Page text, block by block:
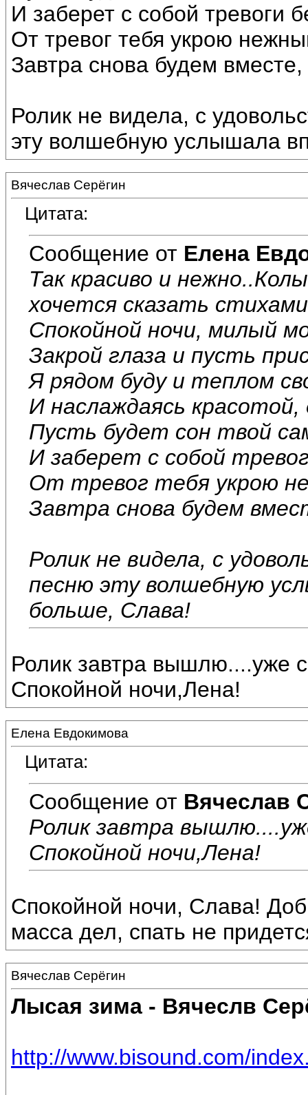
И заберет с собой тревоги
От тревог тебя укрою
Завтра снова будем
Ролик не видела, с
эту волшебную услышала
Вячеслав Серёгин
Цитата:
Сообщение от Елена
Так красиво и
хочется сказать
Спокойной ночи, милый
Закрой глаза и пусть
Я рядом буду и теплом
И наслаждаясь
Пусть будет сон твой
И заберет с собой
От тревог тебя укрою
Завтра снова будем
Ролик не видела, с
песню эту волшебную
больше, Слава!
Ролик завтра вышлю....уже
Спокойной ночи,Лена!
Елена Евдокимова
Цитата:
Сообщение от Вячеслав
Ролик завтра
Спокойной ночи,Лена!
Спокойной ночи, Слава!
масса дел, спать не
Вячеслав Серёгин
Лысая зима - Вячеслв
http://www.bisound.com/